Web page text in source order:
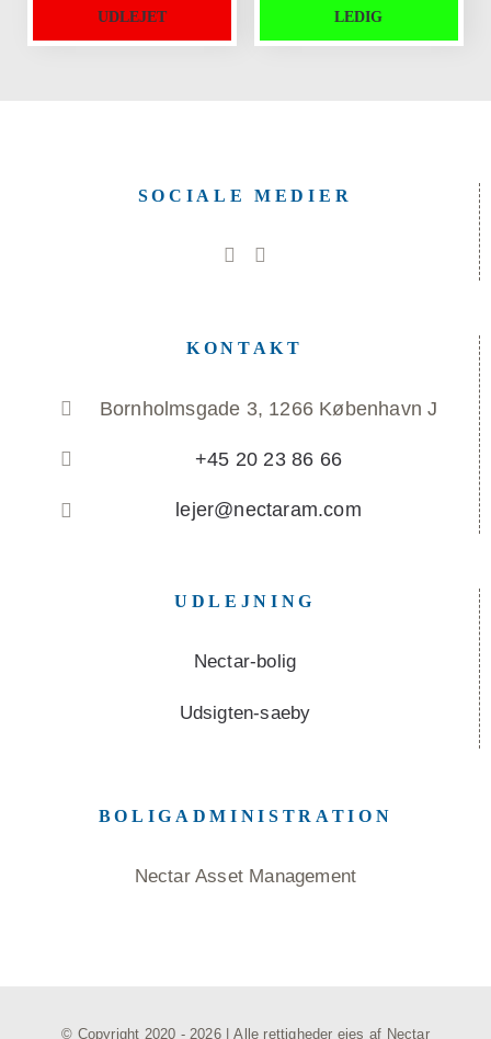
UDLEJET LEDIG
SOCIALE MEDIER
KONTAKT
Bornholmsgade 3, 1266 København J
+45 20 23 86 66
lejer@nectaram.com
UDLEJNING
Nectar-bolig
Udsigten-saeby
BOLIGADMINISTRATION
Nectar Asset Management
© Copyright 2020 - 2026 | Alle rettigheder ejes af Nectar